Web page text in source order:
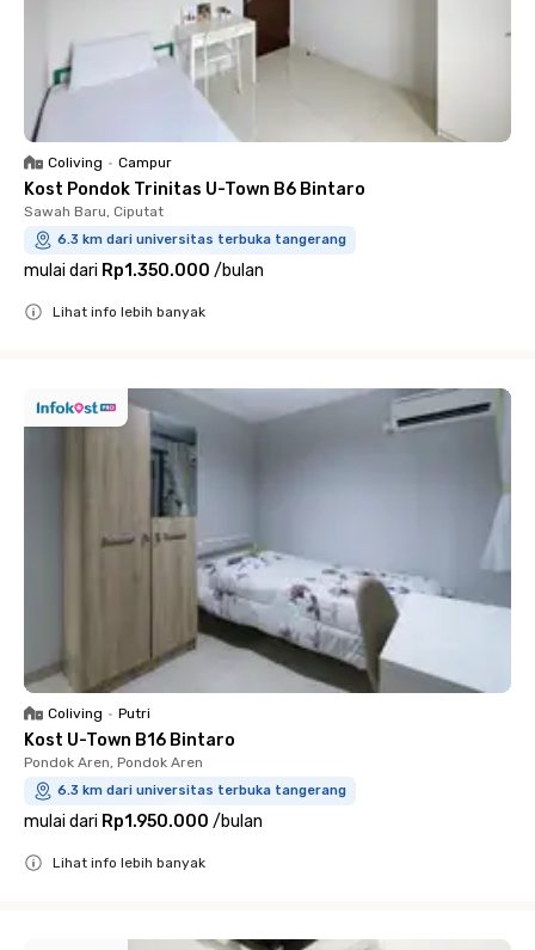
Coliving • Campur
Kost Pondok Trinitas U-Town B6 Bintaro
Sawah Baru, Ciputat
6.3 km dari universitas terbuka tangerang
mulai dari Rp1.350.000 /bulan
Lihat info lebih banyak
Coliving • Putri
Kost U-Town B16 Bintaro
Pondok Aren, Pondok Aren
6.3 km dari universitas terbuka tangerang
mulai dari Rp1.950.000 /bulan
Lihat info lebih banyak